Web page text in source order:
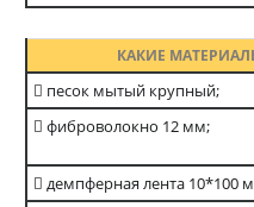
КАКИЕ
песок мытый крупный;
фиброволокно 12 мм;
демпферная лента 10*100